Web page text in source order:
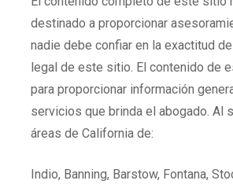
destinado a proporcionar
nadie debe confiar en la exactitud
legal de este sitio. El contenido de
para proporcionar información
servicios que brinda el abogado. Al
áreas de California de:
Indio, Banning, Barstow, Fontana,